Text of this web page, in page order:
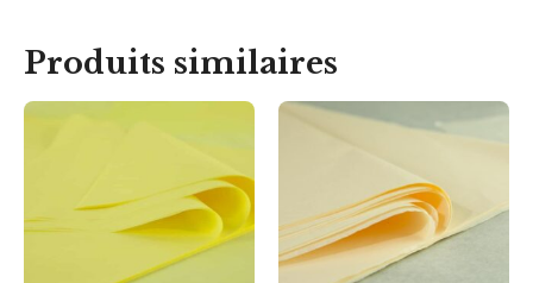
Produits similaires